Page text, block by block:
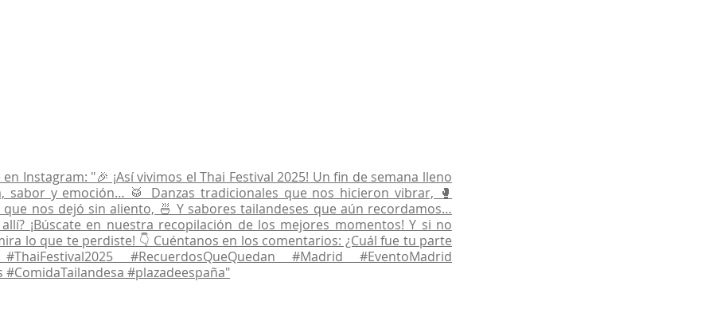
Instagram: "🎉 ¡Así vivimos el Thai Festival 2025! Un fin de semana lleno
sabor y emoción… 🥁 Danzas tradicionales que nos hicieron vibrar, 🥊
que nos dejó sin aliento, 🍜 Y sabores tailandeses que aún recordamos…
allí? ¡Búscate en nuestra recopilación de los mejores momentos! Y si no
lo que te perdiste! 👇 Cuéntanos en los comentarios: ¿Cuál fue tu parte
#RecuerdosQueQuedan #Madrid #EventoMadrid
#ComidaTailandesa #plazadeespaña"